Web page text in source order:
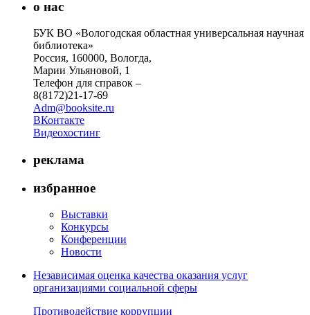
о нас
БУК ВО «Вологодская областная универсальная научная
библиотека»
Россия, 160000, Вологда,
Марии Ульяновой, 1
Телефон для справок –
8(8172)21-17-69
Adm@booksite.ru
ВКонтакте
Видеохостинг
реклама
избранное
Выставки
Конкурсы
Конференции
Новости
Независимая оценка качества оказания услуг
организациями социальной сферы
Противодействие коррупции